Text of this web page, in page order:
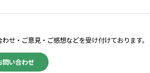
問い合わせ
せ・ ご意見・ご感想などを受け付けております。